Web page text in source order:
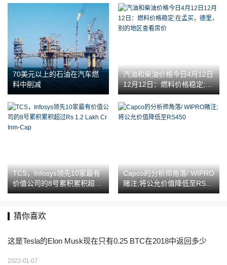
70美元以上的石油在汽车燃
料中削减
汽油和柴油价格今日4月12日
12月12日：燃料价格稳定;在
孟买，德里，别的地区查看
房价
TCS，Infosys领先10家最有
价值公司的8号累积累积超过
Rs 1.2 Lakh Cr Inm-Cap
Capco的分析师角落/ WIPRO
赌注;将公允价值降低至RS45
0
猜你喜欢
这是Tesla的Elon Musk现在只有0.25 BTC在2018中返回多少
2022-01-07